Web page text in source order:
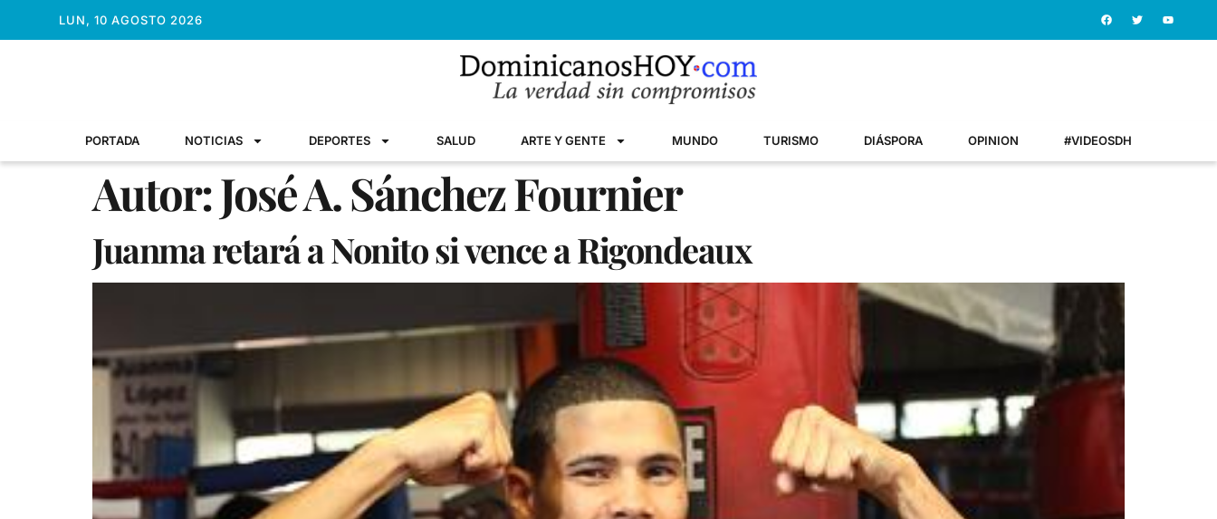
LUN, 10 AGOSTO 2026
PORTADA NOTICIAS DEPORTES SALUD ARTE Y GENTE MUNDO TURISMO DIÁSPORA OPINION #VIDEOSDH
Autor:José A. Sánchez Fournier
Juanma retará a Nonito si vence a Rigondeaux